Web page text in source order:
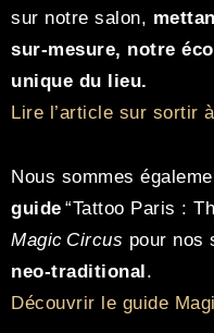
sur notre salon,
sur-mesure, notre
unique du lieu.
Lire l’article sur sortir
Nous sommes
guide “Tattoo Paris :
Magic Circus pour nos
neo‑traditional.
Découvrir le guide